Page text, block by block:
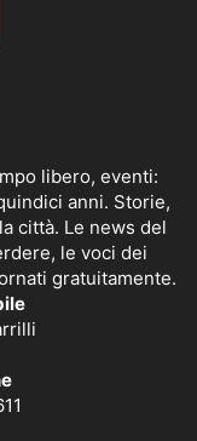
libero, eventi:
anni. Storie,
città. Le news del
le voci dei
gratuitamente.